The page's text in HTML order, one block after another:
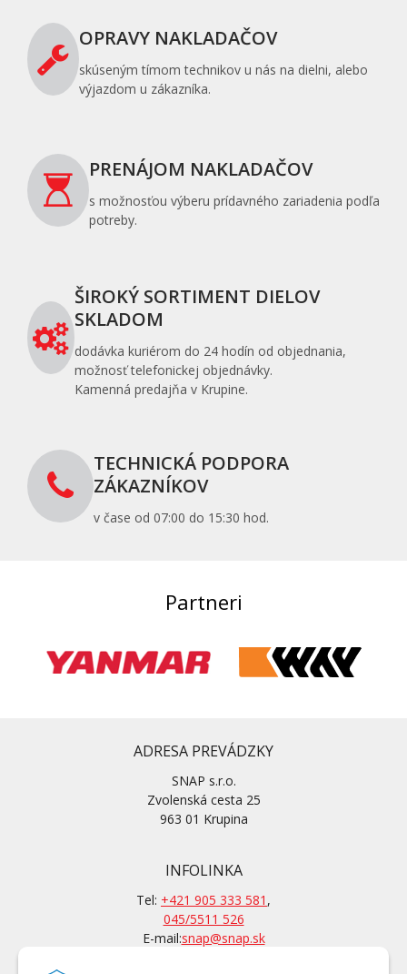
OPRAVY NAKLADAČOV
skúseným tímom technikov u nás na dielni, alebo
výjazdom u zákazníka.
PRENÁJOM NAKLADAČOV
s možnosťou výberu prídavného zariadenia podľa
potreby.
ŠIROKÝ SORTIMENT DIELOV
SKLADOM
dodávka kuriérom do 24 hodín od objednania,
možnosť telefonickej objednávky.
Kamenná predajňa v Krupine.
TECHNICKÁ PODPORA
ZÁKAZNÍKOV
v čase od 07:00 do 15:30 hod.
Partneri
ADRESA PREVÁDZKY
SNAP s.r.o.
Zvolenská cesta 25
963 01 Krupina
INFOLINKA
Tel: +421 905 333 581 ,
045/5511 526
E-mail:snap@snap.sk